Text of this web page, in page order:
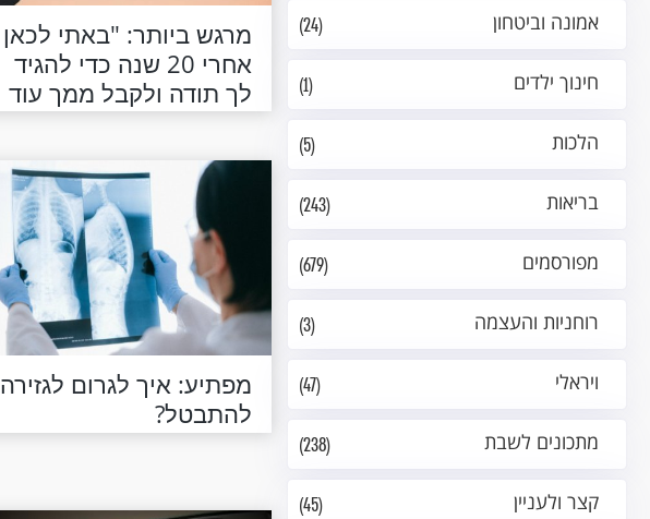
(24) אמונה וביטחון
(1) חינוך ילדים
(5) הלכות
(243) בריאות
(679) מפורסמים
(3) רוחניות והעצמה
(47) ויראלי
(238) מתכונים לשבת
(45) קצר ולעניין
מרגש ביותר: "באתי לכאן
אחרי 20 שנה כדי להגיד
לך תודה ולקבל ממך עוד
ברכה"
מפתיע: איך לגרום לגזירה
להתבטל?